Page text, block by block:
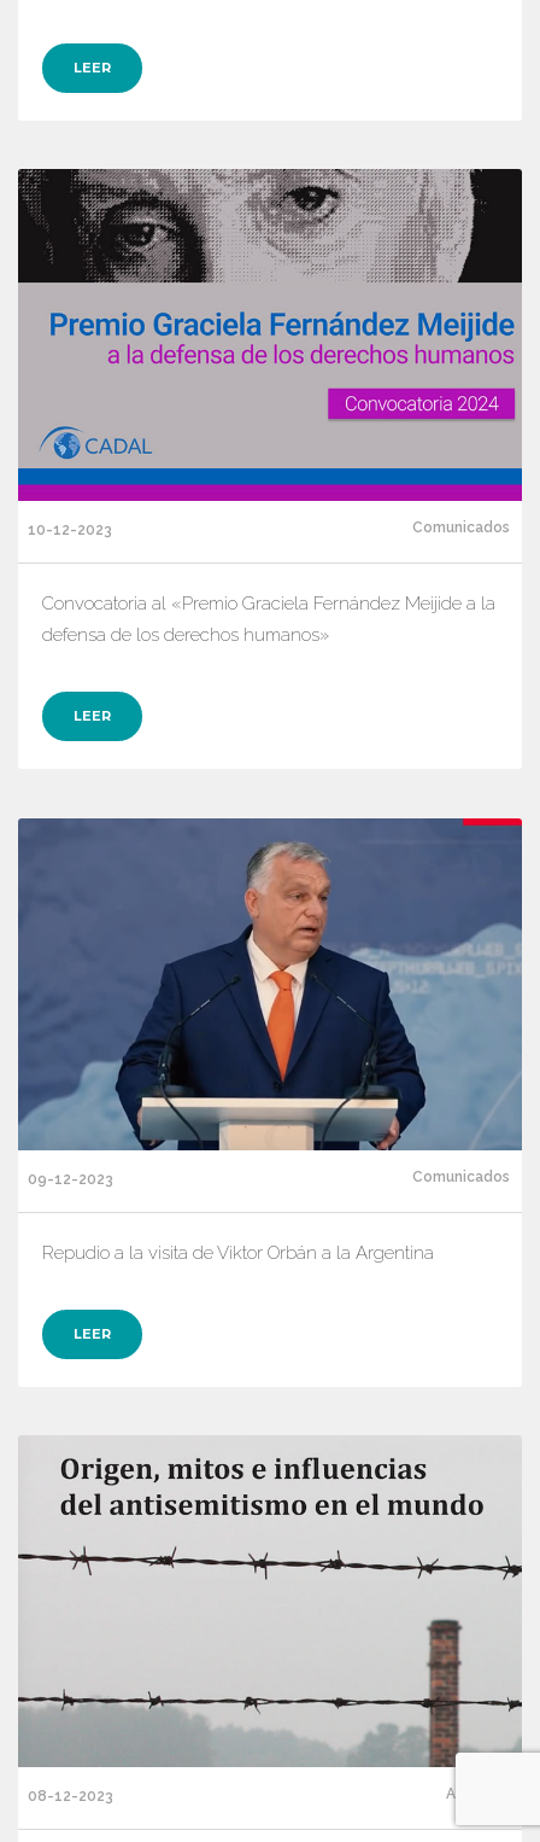
LEER
10-12-2023 Comunicados
Convocatoria al «Premio Graciela Fernández Meijide a la
defensa de los derechos humanos»
LEER
09-12-2023 Comunicados
Repudio a la visita de Viktor Orbán a la Argentina
LEER
08-12-2023 Artículos